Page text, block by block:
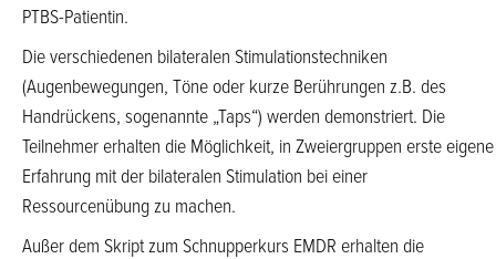
PTBS-Patientin.
Die verschiedenen bilateralen Stimulationstechniken
(Augenbewegungen, Töne oder kurze Berührungen z.B. des
Handrückens, sogenannte „Taps“) werden demonstriert. Die
Teilnehmer erhalten die Möglichkeit, in Zweiergruppen erste eigene
Erfahrung mit der bilateralen Stimulation bei einer
Ressourcenübung zu machen.
Außer dem Skript zum Schnupperkurs EMDR erhalten die